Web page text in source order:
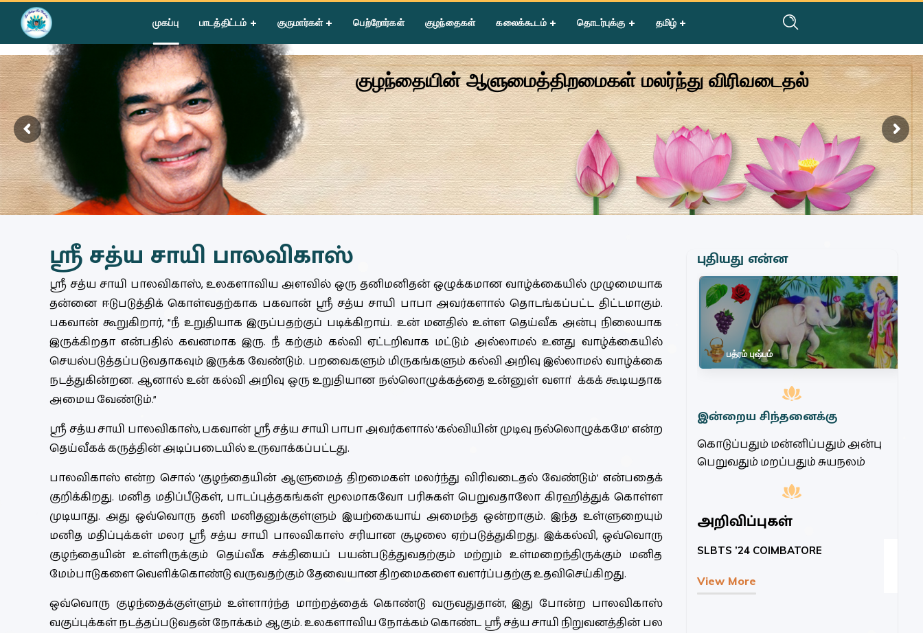
முகப்பு பாடத்திட்டம் குருமார்கள் பெற்றோர்கள் குழந்தைகள் கலைக்கூடம் தொடர்புக்கு தமிழ்
குழந்தையின் ஆளுமைத்திறமைகள் மலர்ந்து விரிவடைதல்
ஸ்ரீ சத்ய சாயி பாலவிகாஸ்
ஸ்ரீ சத்ய சாயி பாலவிகாஸ், உலகளாவிய அளவில் ஒரு தனிமனிதன் ஒழுக்கமான வாழ்க்கையில் முழுமையாக
தன்னை ஈடுபடுத்திக் கொள்வதற்காக பகவான் ஸ்ரீ சத்ய சாயி பாபா அவர்களால் தொடங்கப்பட்ட திட்டமாகும்.
பகவான் கூறுகிறார், ”நீ உறுதியாக இருப்பதற்குப் படிக்கிறாய். உன் மனதில் உள்ள தெய்வீக அன்பு நிலையாக
இருக்கிறதா என்பதில் கவனமாக இரு. நீ கற்கும் கல்வி ஏட்டறிவாக மட்டும் அல்லாமல் உனது வாழ்க்கையில்
செயல்படுத்தப்படுவதாகவும் இருக்க வேண்டும். பறவைகளும் மிருகங்களும் கல்வி அறிவு இல்லாமல் வாழ்க்கை
நடத்துகின்றன. ஆனால் உன் கல்வி அறிவு ஒரு உறுதியான நல்லொழுக்கத்தை உன்னுள் வளா்க்கக் கூடியதாக
அமைய வேண்டும்.”
ஸ்ரீ சத்ய சாயி பாலவிகாஸ், பகவான் ஸ்ரீ சத்ய சாயி பாபா அவர்களால் ‘கல்வியின் முடிவு நல்லொழுக்கமே’ என்ற
தெய்வீகக் கருத்தின் அடிப்படையில் உருவாக்கப்பட்டது.
பாலவிகாஸ் என்ற சொல் ‘குழந்தையின் ஆளுமைத் திறமைகள் மலர்ந்து விரிவடைதல் வேண்டும்’ என்பதைக்
குறிக்கிறது. மனித மதிப்பீடுகள், பாடப்புத்தகங்கள் மூலமாகவோ பரிசுகள் பெறுவதாலோ கிரஹித்துக் கொள்ள
முடியாது. அது ஒவ்வொரு தனி மனிதனுக்குள்ளும் இயற்கையாய் அமைந்த ஒன்றாகும். இந்த உள்ளுறையும்
மனித மதிப்புக்கள் மலர ஸ்ரீ சத்ய சாயி பாலவிகாஸ் சரியான சூழலை ஏற்படுத்துகிறது. இக்கல்வி, ஒவ்வொரு
குழந்தையின் உள்ளிருக்கும் தெய்வீக சக்தியைப் பயன்படுத்துவதற்கும் மற்றும் உள்மறைந்திருக்கும் மனித
மேம்பாடுகளை வெளிக்கொண்டு வருவதற்கும் தேவையான திறமைகளை வளர்ப்பதற்கு உதவிசெய்கிறது.
ஒவ்வொரு குழந்தைக்குள்ளும் உள்ளார்ந்த மாற்றத்தைக் கொண்டு வருவதுதான், இது போன்ற பாலவிகாஸ்
வகுப்புக்கள் நடத்தப்படுவதன் நோக்கம் ஆகும். உலகளாவிய நோக்கம் கொண்ட ஸ்ரீ சத்ய சாயி நிறுவனத்தின் பல
புதியது என்ன
பத்ரம் புஷ்பம்
இன்றைய சிந்தனைக்கு
கொடுப்பதும் மன்னிப்பதும் அன்பு
பெறுவதும் மறப்பதும் சுயநலம்
அறிவிப்புகள்
SLBTS ’24 COIMBATORE
View More